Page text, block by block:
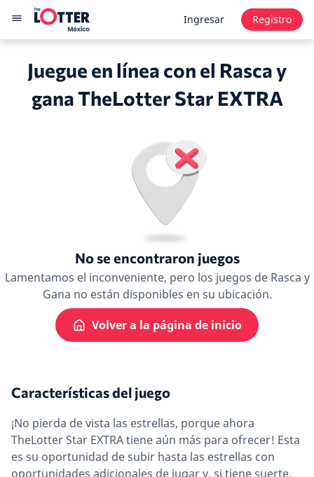
Ingresar Registro
Juegue en línea con el Rasca y
gana TheLotter Star EXTRA
No se encontraron juegos
Lamentamos el inconveniente, pero los juegos de Rasca y
Gana no están disponibles en su ubicación.
Volver a la página de inicio
Características del juego
¡No pierda de vista las estrellas, porque ahora
TheLotter Star EXTRA tiene aún más para ofrecer! Esta
es su oportunidad de subir hasta las estrellas con
oportunidades adicionales de jugar y, si tiene suerte,